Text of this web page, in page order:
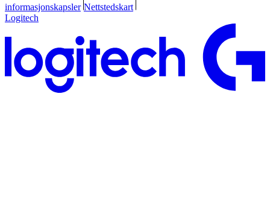
informasjonskapsler Nettstedskart
Logitech